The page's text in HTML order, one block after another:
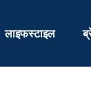
लाइफस्टाइल